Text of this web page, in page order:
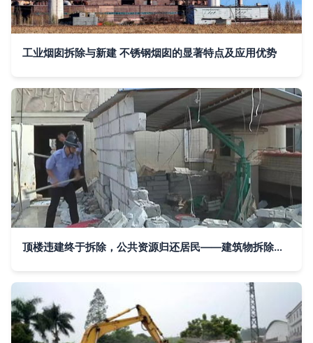
工业烟囱拆除与新建 不锈钢烟囱的显著特点及应用优势
顶楼违建终于拆除，公共资源归还居民——建筑物拆除作业纪实